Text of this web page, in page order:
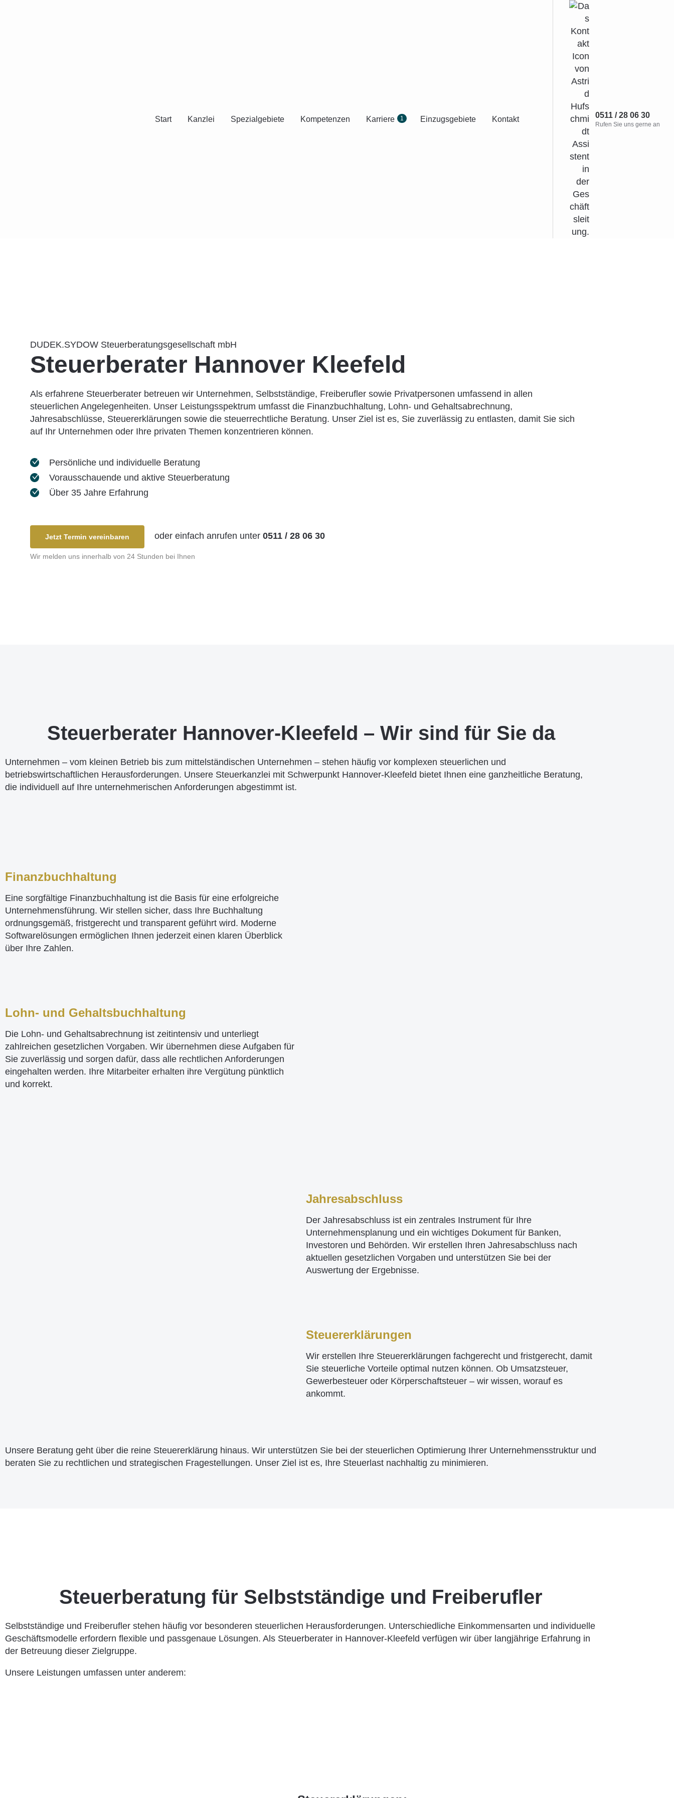
Start Kanzlei Spezialgebiete Kompetenzen Karriere 1 Einzugsgebiete Kontakt 0511 / 28 06 30
Rufen Sie uns gerne an
DUDEK.SYDOW Steuerberatungsgesellschaft mbH
Steuerberater Hannover Kleefeld
Als erfahrene Steuerberater betreuen wir Unternehmen, Selbstständige, Freiberufler sowie Privatpersonen umfassend in allen
steuerlichen Angelegenheiten. Unser Leistungsspektrum umfasst die Finanzbuchhaltung, Lohn- und Gehaltsabrechnung,
Jahresabschlüsse, Steuererklärungen sowie die steuerrechtliche Beratung. Unser Ziel ist es, Sie zuverlässig zu entlasten, damit Sie sich
auf Ihr Unternehmen oder Ihre privaten Themen konzentrieren können.
Persönliche und individuelle Beratung
Vorausschauende und aktive Steuerberatung
Über 35 Jahre Erfahrung
Jetzt Termin vereinbaren oder einfach anrufen unter 0511 / 28 06 30
Wir melden uns innerhalb von 24 Stunden bei Ihnen
Steuerberater Hannover-Kleefeld – Wir sind für Sie da
Unternehmen – vom kleinen Betrieb bis zum mittelständischen Unternehmen – stehen häufig vor komplexen steuerlichen und
betriebswirtschaftlichen Herausforderungen. Unsere Steuerkanzlei mit Schwerpunkt Hannover-Kleefeld bietet Ihnen eine ganzheitliche Beratung,
die individuell auf Ihre unternehmerischen Anforderungen abgestimmt ist.
Finanzbuchhaltung
Eine sorgfältige Finanzbuchhaltung ist die Basis für eine erfolgreiche
Unternehmensführung. Wir stellen sicher, dass Ihre Buchhaltung
ordnungsgemäß, fristgerecht und transparent geführt wird. Moderne
Softwarelösungen ermöglichen Ihnen jederzeit einen klaren Überblick
über Ihre Zahlen.
Lohn- und Gehaltsbuchhaltung
Die Lohn- und Gehaltsabrechnung ist zeitintensiv und unterliegt
zahlreichen gesetzlichen Vorgaben. Wir übernehmen diese Aufgaben für
Sie zuverlässig und sorgen dafür, dass alle rechtlichen Anforderungen
eingehalten werden. Ihre Mitarbeiter erhalten ihre Vergütung pünktlich
und korrekt.
Jahresabschluss
Der Jahresabschluss ist ein zentrales Instrument für Ihre
Unternehmensplanung und ein wichtiges Dokument für Banken,
Investoren und Behörden. Wir erstellen Ihren Jahresabschluss nach
aktuellen gesetzlichen Vorgaben und unterstützen Sie bei der
Auswertung der Ergebnisse.
Steuererklärungen
Wir erstellen Ihre Steuererklärungen fachgerecht und fristgerecht, damit
Sie steuerliche Vorteile optimal nutzen können. Ob Umsatzsteuer,
Gewerbesteuer oder Körperschaftsteuer – wir wissen, worauf es
ankommt.
Unsere Beratung geht über die reine Steuererklärung hinaus. Wir unterstützen Sie bei der steuerlichen Optimierung Ihrer Unternehmensstruktur und
beraten Sie zu rechtlichen und strategischen Fragestellungen. Unser Ziel ist es, Ihre Steuerlast nachhaltig zu minimieren.
Steuerberatung für Selbstständige und Freiberufler
Selbstständige und Freiberufler stehen häufig vor besonderen steuerlichen Herausforderungen. Unterschiedliche Einkommensarten und individuelle
Geschäftsmodelle erfordern flexible und passgenaue Lösungen. Als Steuerberater in Hannover-Kleefeld verfügen wir über langjährige Erfahrung in
der Betreuung dieser Zielgruppe.
Unsere Leistungen umfassen unter anderem: